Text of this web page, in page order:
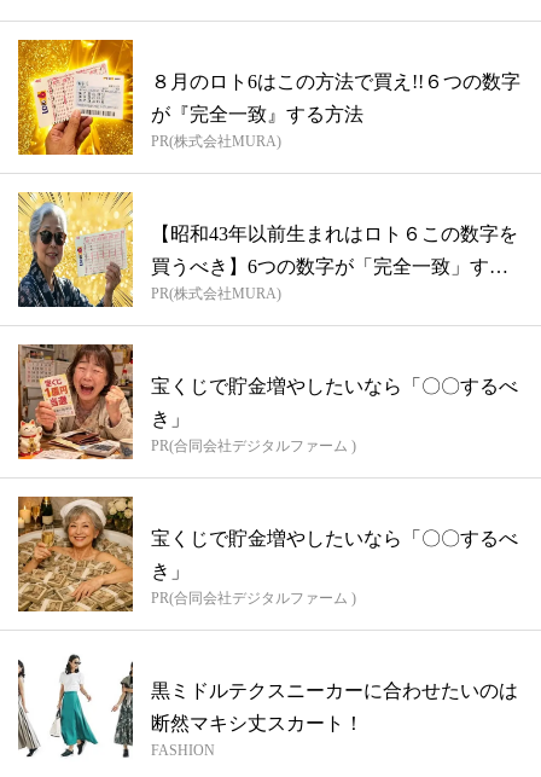
８月のロト6はこの方法で買え!!６つの数字
が『完全一致』する方法
PR(株式会社MURA)
【昭和43年以前生まれはロト６この数字を
買うべき】6つの数字が「完全一致」する
方...
PR(株式会社MURA)
宝くじで貯金増やしたいなら「〇〇するべ
き」
PR(合同会社デジタルファーム )
宝くじで貯金増やしたいなら「〇〇するべ
き」
PR(合同会社デジタルファーム )
黒ミドルテクスニーカーに合わせたいのは
断然マキシ丈スカート！
FASHION